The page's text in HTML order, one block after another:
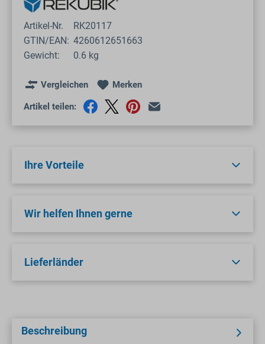
Artikel-Nr.
RK20117
GTIN/EAN: 4260612651663
Gewicht:
0.6 kg
Vergleichen Merken
Artikel teilen:
Ihre Vorteile
Wir helfen Ihnen gerne
Lieferländer
Beschreibung